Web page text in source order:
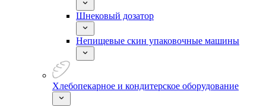
Шнековый дозатор
Непищевые скин упаковочные машины
Хлебопекарное и кондитерское оборудование